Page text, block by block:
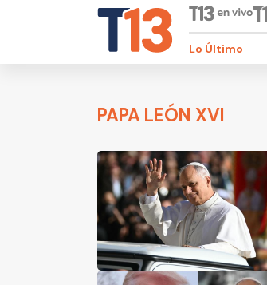
Lo Último
PAPA LEÓN XVI